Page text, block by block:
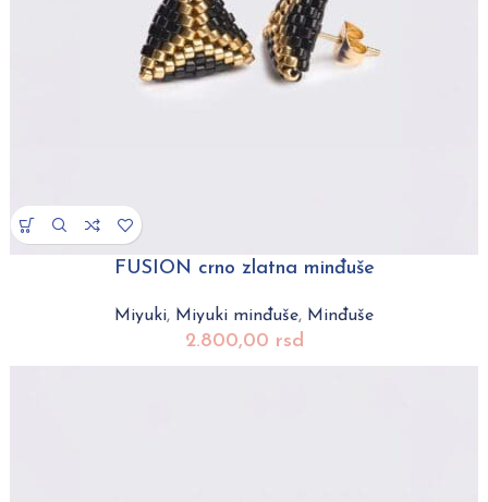
FUSION crno zlatna minđuše
Miyuki, Miyuki minđuše, Minđuše
2.800,00 rsd